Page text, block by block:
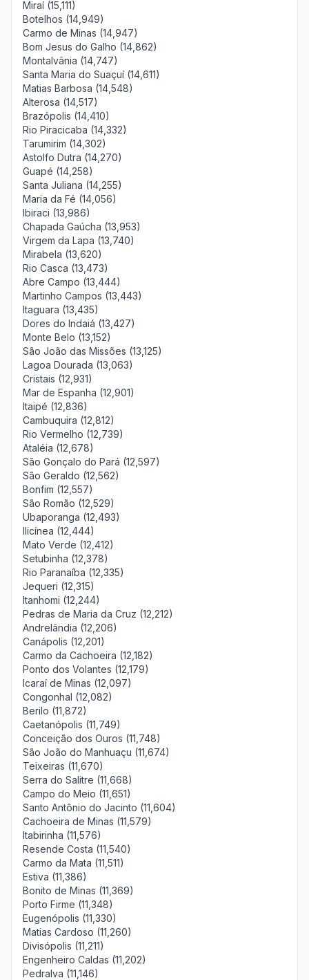
Miraí (15,111)
Botelhos (14,949)
Carmo de Minas (14,947)
Bom Jesus do Galho (14,862)
Montalvânia (14,747)
Santa Maria do Suaçuí (14,611)
Matias Barbosa (14,548)
Alterosa (14,517)
Brazópolis (14,410)
Rio Piracicaba (14,332)
Tarumirim (14,302)
Astolfo Dutra (14,270)
Guapé (14,258)
Santa Juliana (14,255)
Maria da Fé (14,056)
Ibiraci (13,986)
Chapada Gaúcha (13,953)
Virgem da Lapa (13,740)
Mirabela (13,620)
Rio Casca (13,473)
Abre Campo (13,444)
Martinho Campos (13,443)
Itaguara (13,435)
Dores do Indaiá (13,427)
Monte Belo (13,152)
São João das Missões (13,125)
Lagoa Dourada (13,063)
Cristais (12,931)
Mar de Espanha (12,901)
Itaipé (12,836)
Cambuquira (12,812)
Rio Vermelho (12,739)
Ataléia (12,678)
São Gonçalo do Pará (12,597)
São Geraldo (12,562)
Bonfim (12,557)
São Romão (12,529)
Ubaporanga (12,493)
Ilicínea (12,444)
Mato Verde (12,412)
Setubinha (12,378)
Rio Paranaíba (12,335)
Jequeri (12,315)
Itanhomi (12,244)
Pedras de Maria da Cruz (12,212)
Andrelândia (12,206)
Canápolis (12,201)
Carmo da Cachoeira (12,182)
Ponto dos Volantes (12,179)
Icaraí de Minas (12,097)
Congonhal (12,082)
Berilo (11,872)
Caetanópolis (11,749)
Conceição dos Ouros (11,748)
São João do Manhuaçu (11,674)
Teixeiras (11,670)
Serra do Salitre (11,668)
Campo do Meio (11,651)
Santo Antônio do Jacinto (11,604)
Cachoeira de Minas (11,579)
Itabirinha (11,576)
Resende Costa (11,540)
Carmo da Mata (11,511)
Estiva (11,386)
Bonito de Minas (11,369)
Porto Firme (11,348)
Eugenópolis (11,330)
Matias Cardoso (11,260)
Divisópolis (11,211)
Engenheiro Caldas (11,202)
Pedralva (11,146)